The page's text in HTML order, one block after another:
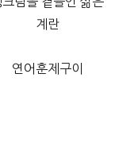
계란
연어훈제구이